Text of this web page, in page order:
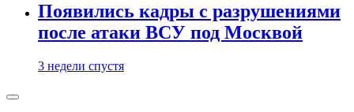
Появились кадры с разрушениями
после атаки ВСУ под Москвой
3 недели спустя